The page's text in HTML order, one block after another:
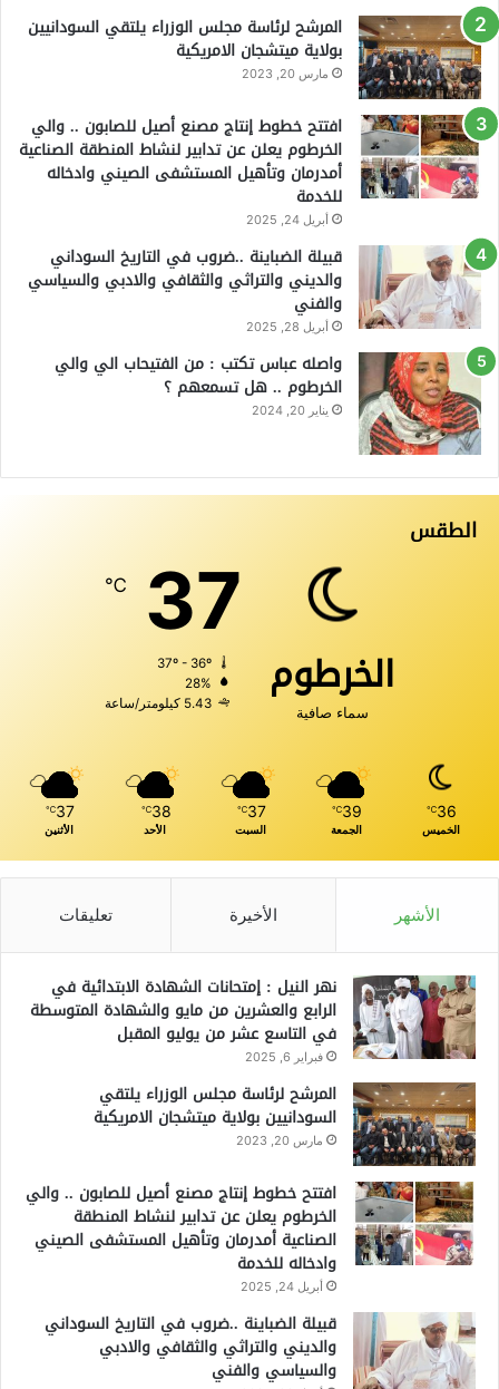
المرشح لرئاسة مجلس الوزراء يلتقي السودانيين
بولاية ميتشجان الامريكية
مارس 20, 2023
افتتح خطوط إنتاج مصنع أصيل للصابون .. والي
الخرطوم يعلن عن تدابير لنشاط المنطقة الصناعية
أمدرمان وتأهيل المستشفى الصيني وادخاله
للخدمة
أبريل 24, 2025
قبيلة الضباينة ..ضروب في التاريخ السوداني
والديني والتراثي والثقافي والادبي والسياسي
والفني
أبريل 28, 2025
واصله عباس تكتب : من الفتيحاب الي والي
الخرطوم .. هل تسمعهم ؟
يناير 20, 2024
الطقس
الخرطوم
سماء صافية
37
℃
28%
5.43 كيلومتر/ساعة
36
℃
الخميس
39
℃
الجمعة
37
℃
السبت
38
℃
الأحد
37
℃
الأثنين
الأشهر الأخيرة تعليقات
نهر النيل : إمتحانات الشهادة الابتدائية في
الرابع والعشرين من مايو والشهادة المتوسطة
في التاسع عشر من يوليو المقبل
فبراير 6, 2025
المرشح لرئاسة مجلس الوزراء يلتقي
السودانيين بولاية ميتشجان الامريكية
مارس 20, 2023
افتتح خطوط إنتاج مصنع أصيل للصابون .. والي
الخرطوم يعلن عن تدابير لنشاط المنطقة
الصناعية أمدرمان وتأهيل المستشفى الصيني
وادخاله للخدمة
أبريل 24, 2025
قبيلة الضباينة ..ضروب في التاريخ السوداني
والديني والتراثي والثقافي والادبي
والسياسي والفني